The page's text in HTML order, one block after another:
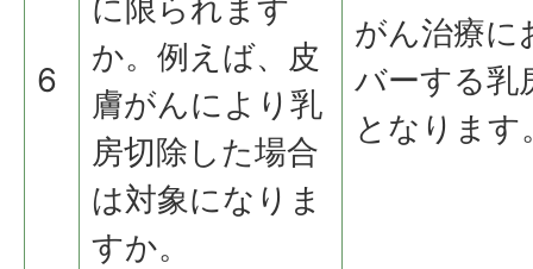
6
に限られます
か。例えば、皮
膚がんにより乳
房切除した場合
は対象になりま
すか。
がん治療に
バーする乳
となります